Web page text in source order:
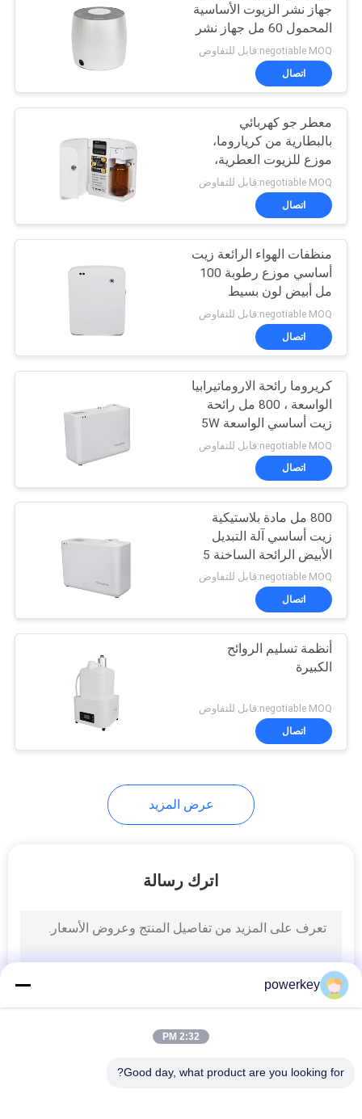
أخبار
اطلب
اقتباس
خريطة
الموقع
سياسة
الخصوصية
جهاز نشر الزيوت الأساسية
المحمول 60 مل جهاز نشر
الرائحة
negotiable MOQ:قابل للتفاوض
اتصال
معطر جو كهربائي
بالبطارية من كرياروما،
موزع للزيوت العطرية،
بلاستيك
negotiable MOQ:قابل للتفاوض
اتصال
منظفات الهواء الرائعة زيت
أساسي موزع رطوبة 100
مل أبيض لون بسيط
negotiable MOQ:قابل للتفاوض
اتصال
كريروما رائحة الاروماتيرابيا
الواسعة ، 800 مل رائحة
زيت أساسي الواسعة 5W
negotiable MOQ:قابل للتفاوض
اتصال
800 مل مادة بلاستيكية
زيت أساسي آلة التبديل
الأبيض الرائحة الساخنة 5
واط
negotiable MOQ:قابل للتفاوض
اتصال
أنظمة تسليم الروائح
الكبيرة
negotiable MOQ:قابل للتفاوض
اتصال
عرض المزيد
اترك رسالة
powerkey
2:32 PM
Good day, what product are you looking for?